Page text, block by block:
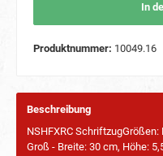
In
Produktnummer: 10049.16
Beschreibung
NSHFXRC
Groß - Breite: 30 cm, Höhe: